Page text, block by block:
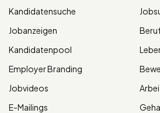
Kandidatensuche
Jobanzeigen
Kandidatenpool
Employer Branding
Jobvideos
E-Mailings